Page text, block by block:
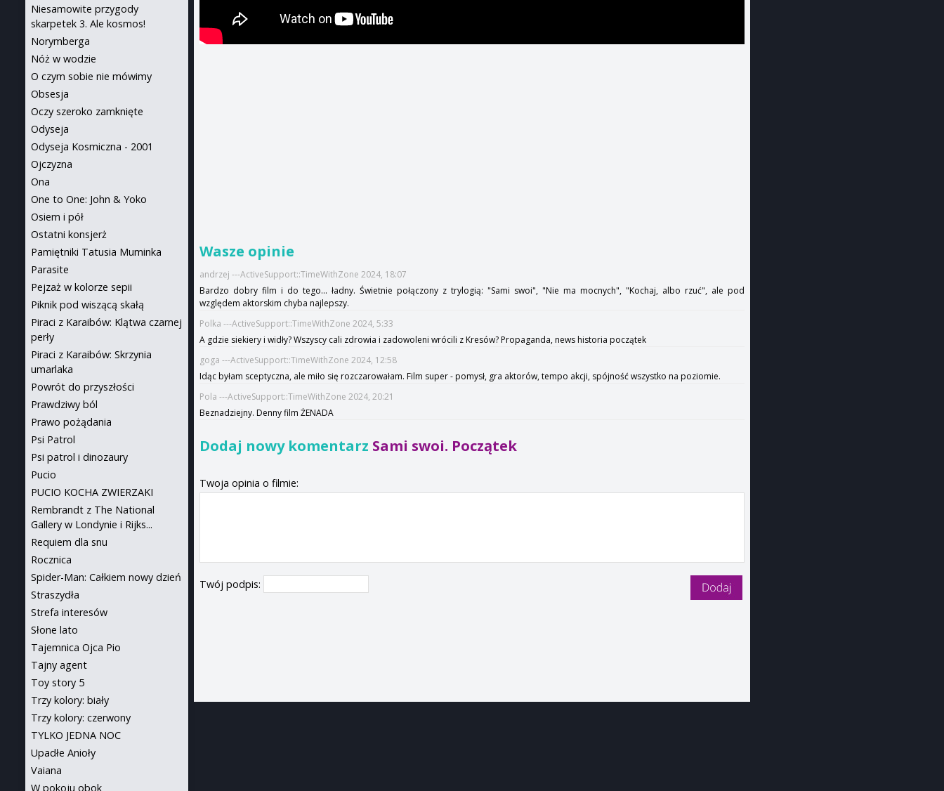
Wasze opinie
andrzej ---ActiveSupport::TimeWithZone 2024, 18:07
Bardzo dobry film i do tego... ładny. Świetnie połączony z trylogią: "Sami swoi", "Nie ma mocnych", "Kochaj, albo rzuć", ale pod
względem aktorskim chyba najlepszy.
Polka ---ActiveSupport::TimeWithZone 2024, 5:33
A gdzie siekiery i widły? Wszyscy cali zdrowia i zadowoleni wrócili z Kresów? Propaganda, news historia początek
goga ---ActiveSupport::TimeWithZone 2024, 12:58
Idąc byłam sceptyczna, ale miło się rozczarowałam. Film super - pomysł, gra aktorów, tempo akcji, spójność wszystko na poziomie.
Pola ---ActiveSupport::TimeWithZone 2024, 20:21
Beznadziejny. Denny film ŻENADA
Dodaj nowy komentarz Sami swoi. Początek
Twoja opinia o filmie:
Twój podpis:
Niesamowite przygody
skarpetek 3. Ale kosmos!
Norymberga
Nóż w wodzie
O czym sobie nie mówimy
Obsesja
Oczy szeroko zamknięte
Odyseja
Odyseja Kosmiczna - 2001
Ojczyzna
Ona
One to One: John & Yoko
Osiem i pół
Ostatni konsjerż
Pamiętniki Tatusia Muminka
Parasite
Pejzaż w kolorze sepii
Piknik pod wiszącą skałą
Piraci z Karaibów: Klątwa czarnej
perły
Piraci z Karaibów: Skrzynia
umarlaka
Powrót do przyszłości
Prawdziwy ból
Prawo pożądania
Psi Patrol
Psi patrol i dinozaury
Pucio
PUCIO KOCHA ZWIERZAKI
Rembrandt z The National
Gallery w Londynie i Rijks...
Requiem dla snu
Rocznica
Spider-Man: Całkiem nowy dzień
Straszydła
Strefa interesów
Słone lato
Tajemnica Ojca Pio
Tajny agent
Toy story 5
Trzy kolory: biały
Trzy kolory: czerwony
TYLKO JEDNA NOC
Upadłe Anioły
Vaiana
W pokoju obok